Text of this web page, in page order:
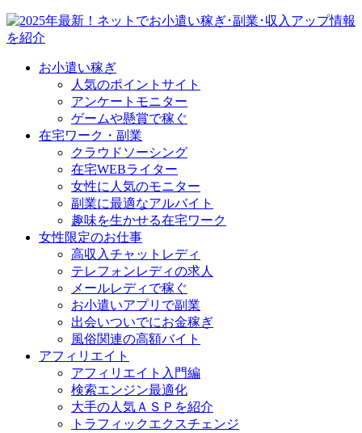
お小遣い稼ぎ
人気のポイントサイト
アンケートモニター
ゲームや懸賞で稼ぐ
在宅ワーク・副業
クラウドソーシング
在宅WEBライター
女性に人気のモニター
副業に最適なアルバイト
趣味を生かせる在宅ワーク
女性限定のお仕事
高収入チャットレディ
テレフォンレディの求人
メールレディで稼ぐ
お小遣いアプリで副業
出会いついでにお金稼ぎ
風俗関連の高額バイト
アフィリエイト
アフィリエイト入門編
検索エンジン最適化
大手の人気ＡＳＰを紹介
トラフィックエクスチェンジ